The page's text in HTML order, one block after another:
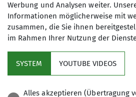
Werbung und Analysen weiter.
Informationen möglicherweise mit
zusammen, die Sie ihnen
im Rahmen Ihrer Nutzung der
SYSTEM YOUTUBE VIDEOS
Alles akzeptieren (Übertragung